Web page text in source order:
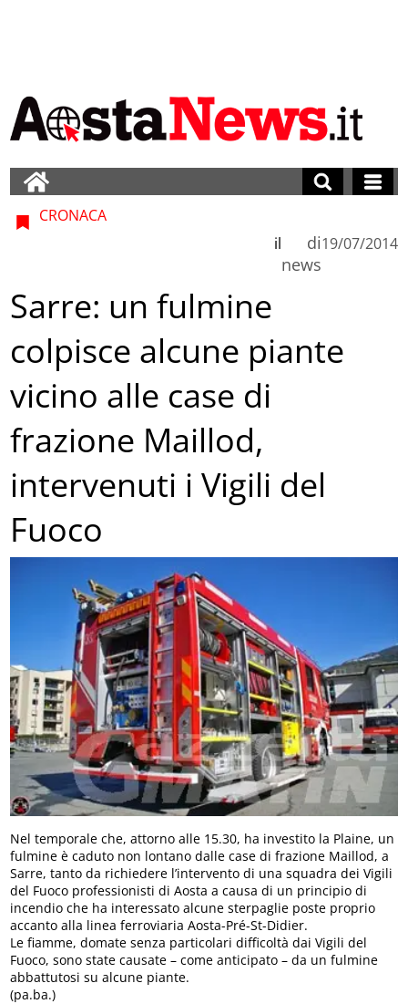
CRONACA
di
news
il 19/07/2014
Sarre: un fulmine
colpisce alcune piante
vicino alle case di
frazione Maillod,
intervenuti i Vigili del
Fuoco
Nel temporale che, attorno alle 15.30, ha investito la Plaine, un
fulmine è caduto non lontano dalle case di frazione Maillod, a
Sarre, tanto da richiedere l’intervento di una squadra dei Vigili
del Fuoco professionisti di Aosta a causa di un principio di
incendio che ha interessato alcune sterpaglie poste proprio
accanto alla linea ferroviaria Aosta-Pré-St-Didier.
Le fiamme, domate senza particolari difficoltà dai Vigili del
Fuoco, sono state causate – come anticipato – da un fulmine
abbattutosi su alcune piante.
(pa.ba.)